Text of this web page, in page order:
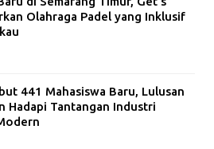
Olahraga Padel yang Inklusif
441 Mahasiswa Baru, Lulusan
Hadapi Tantangan Industri